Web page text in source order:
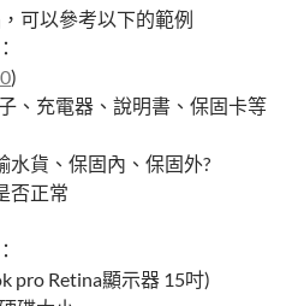
可以參考以下的範例
)
、充電器、說明書、保固卡等
水貨、保固內、保固外?
否正常
pro Retina顯示器 15吋)